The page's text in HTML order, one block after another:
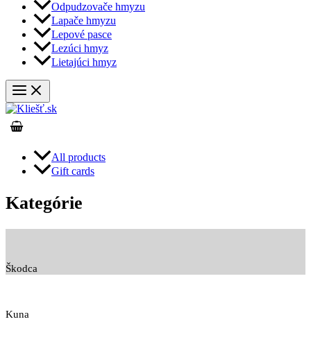
Odpudzovače hmyzu
Lapače hmyzu
Lepové pasce
Lezúci hmyz
Lietajúci hmyz
All products
Gift cards
Kategórie
Škodca
Kuna